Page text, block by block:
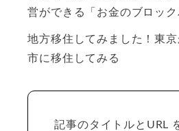
営ができる「お金のブロック
地方移住してみました！東
市に移住してみる
記事のタイトルとURL